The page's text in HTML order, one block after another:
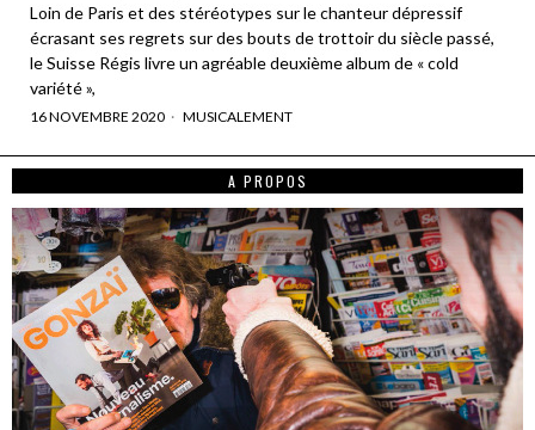
Loin de Paris et des stéréotypes sur le chanteur dépressif
écrasant ses regrets sur des bouts de trottoir du siècle passé,
le Suisse Régis livre un agréable deuxième album de « cold
variété »,
16 NOVEMBRE 2020 MUSICALEMENT
A PROPOS